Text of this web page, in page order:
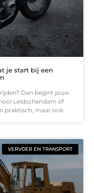
je start bij een
Dan begint jouw
Leidschendam of
praktisch, maar ook
VERVOER EN TRANSPORT